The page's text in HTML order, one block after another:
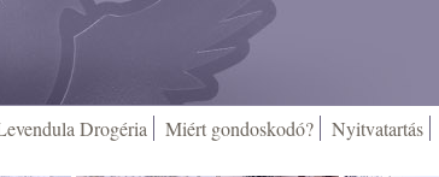
Drogéria Miért gondoskodó? Nyitvatartás